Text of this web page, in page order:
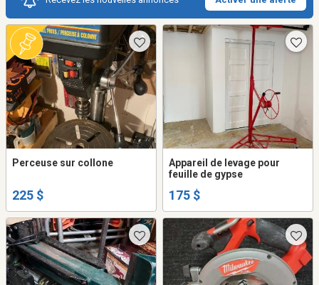
Perceuse sur collone
225 $
Appareil de levage pour
feuille de gypse
175 $